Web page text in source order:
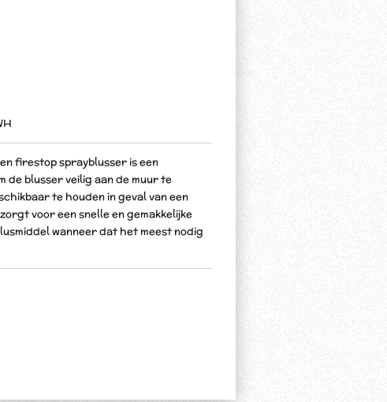
firestop sprayblusser is een
de blusser veilig aan de muur te
te houden in geval van een
voor een snelle en gemakkelijke
wanneer dat het meest nodig